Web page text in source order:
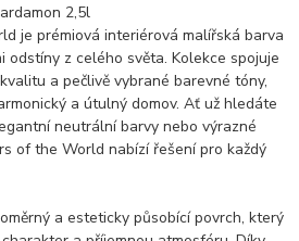
2,5l
je prémiová interiérová malířská barva
odstíny z celého světa. Kolekce spojuje
a pečlivě vybrané barevné tóny,
a útulný domov. Ať už hledáte
neutrální barvy nebo výrazné
of the World nabízí řešení pro každý
a esteticky působící povrch, který